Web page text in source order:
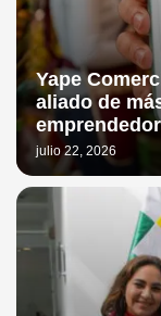
Yape
aliado de
julio 22, 2026